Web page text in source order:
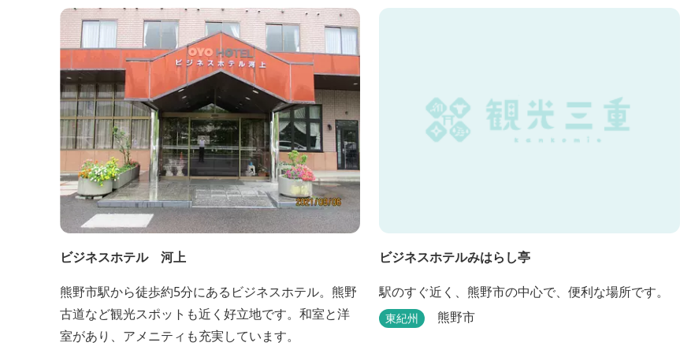
ビジネスホテル 河上
熊野市駅から徒歩約5分にあるビジネスホテル。熊野
古道など観光スポットも近く好立地です。和室と洋
室があり、アメニティも充実しています。
ビジネスホテルみはらし亭
駅のすぐ近く、熊野市の中心で、便利な場所です。
東紀州 熊野市